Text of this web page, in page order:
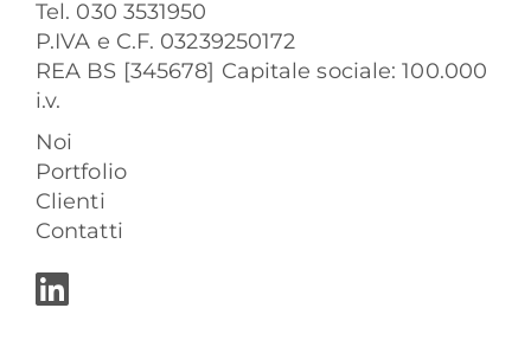
Tel. 030 3531950
P.IVA e C.F. 03239250172
REA BS [345678] Capitale sociale: 100.000
i.v.
Noi
Portfolio
Clienti
Contatti